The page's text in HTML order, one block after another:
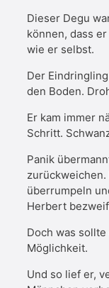
Dieser Degu
können, dass
wie er selbst.
Der
den Boden.
Er kam immer
Schritt.
Panik
überrumpeln
Herbert
Doch was
Möglichkeit.
Und so lief er,